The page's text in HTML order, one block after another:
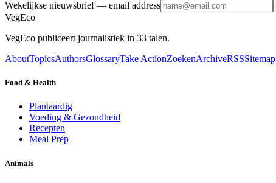
Wekelijkse nieuwsbrief— email address
VegEco
VegEco publiceert journalistiek in 33 talen.
AboutTopicsAuthorsGlossaryTake ActionZoekenArchiveRSSSitemap
Food & Health
Plantaardig
Voeding & Gezondheid
Recepten
Meal Prep
Animals